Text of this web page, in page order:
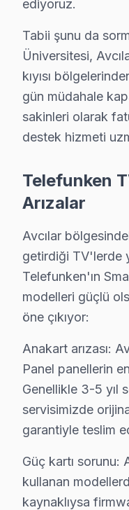
2025 yılı
1.Görüntü
Belirti:
Neden:
2025 Türkiye
En çok
2.Ses Problemleri
Neden: Ses
2025 Türkiye
Uzaktan
Belirti:
Neden:
2025 Türkiye
4.Güç Kartı
Belirti:
Neden:
2025 Türkiye
En çok
5.Backlight
Belirti:
Neden:
ediyoruz.
Tabii şunu da
Üniversitesi,
kıyısı
gün müdahale
sakinleri olarak
destek hizmeti
Telefunken
Arızalar
Avcılar
getirdiği TV'lerde
Telefunken'ın
modelleri güçlü
öne çıkıyor:
Anakart arızası:
Panel panellerin
Genellikle 3-5 yıl
servisimizde
garantiyle teslim
Güç kartı sorunu:
kullanan
kaynaklıysa